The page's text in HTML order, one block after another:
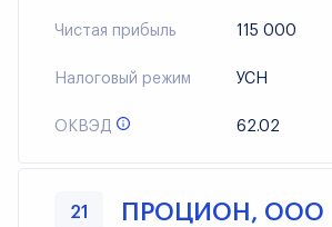
Чистая прибыль 115 000
Налоговый режим УСН
ОКВЭД 62.02
21 ПРОЦИОН, ООО